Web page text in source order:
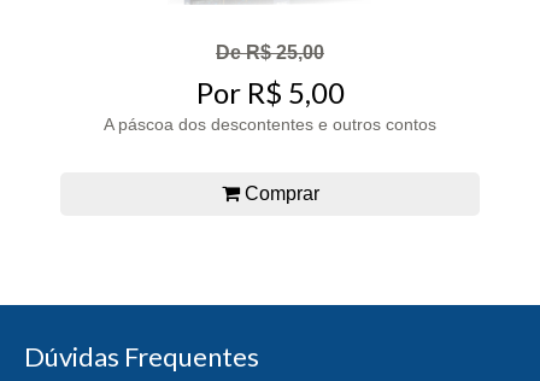
De R$ 25,00
Por R$ 5,00
A páscoa dos descontentes e outros contos
Comprar
Dúvidas Frequentes